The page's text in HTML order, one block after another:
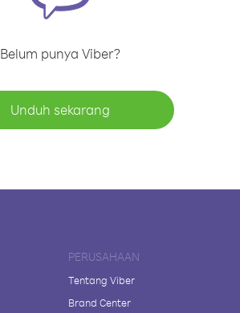
Belum punya Viber?
Unduh sekarang
PERUSAHAAN
Tentang Viber
Brand Center